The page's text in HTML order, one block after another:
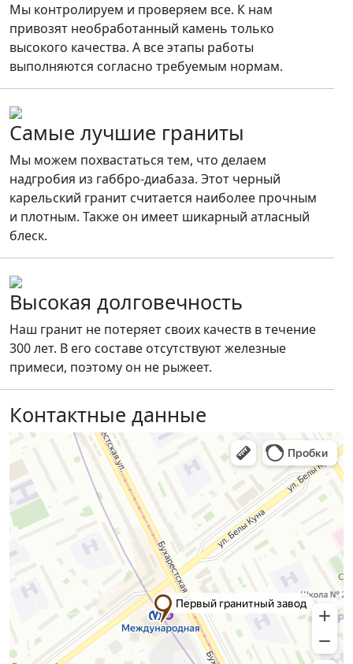
Мы контролируем и проверяем все. К нам
привозят необработанный камень только
высокого качества. А все этапы работы
выполняются согласно требуемым нормам.
Самые лучшие граниты
Мы можем похвастаться тем, что делаем
надгробия из габбро-диабаза. Этот черный
карельский гранит считается наиболее прочным
и плотным. Также он имеет шикарный атласный
блеск.
Высокая долговечность
Наш гранит не потеряет своих качеств в течение
300 лет. В его составе отсутствуют железные
примеси, поэтому он не рыжеет.
Контактные данные